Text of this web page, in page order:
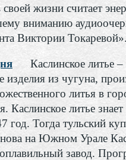
жизни считает
вниманию
Виктории
Каслинское литье
из чугуна,
литья в
Каслинское литье
год. Тогда тульский
на Южном Урале
завод.